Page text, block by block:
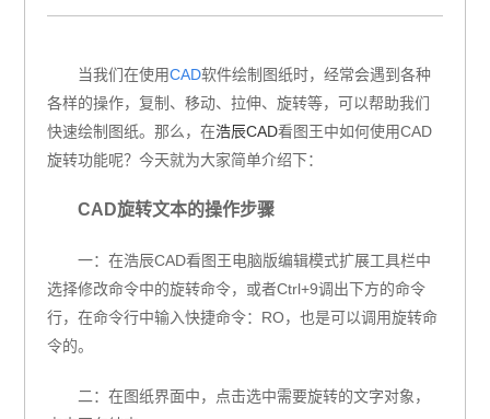
当我们在使用CAD软件绘制图纸时，经常会遇到各种
各样的操作，复制、移动、拉伸、旋转等，可以帮助我们
快速绘制图纸。那么，在浩辰CAD看图王中如何使用CAD
旋转功能呢？今天就为大家简单介绍下：
CAD旋转文本的操作步骤
一：在浩辰CAD看图王电脑版编辑模式扩展工具栏中
选择修改命令中的旋转命令，或者Ctrl+9调出下方的命令
行，在命令行中输入快捷命令：RO，也是可以调用旋转命
令的。
二：在图纸界面中，点击选中需要旋转的文字对象，